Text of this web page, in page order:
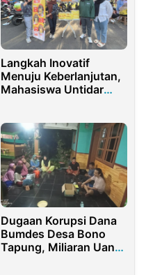
Langkah Inovatif
Menuju Keberlanjutan,
Mahasiswa Untidar
Dugaan Korupsi Dana
Bumdes Desa Bono
Tapung, Miliaran Uang